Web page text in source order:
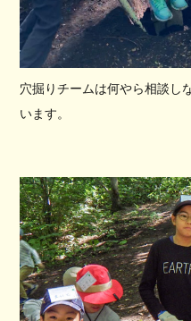
穴掘りチームは何やら相談し
います。